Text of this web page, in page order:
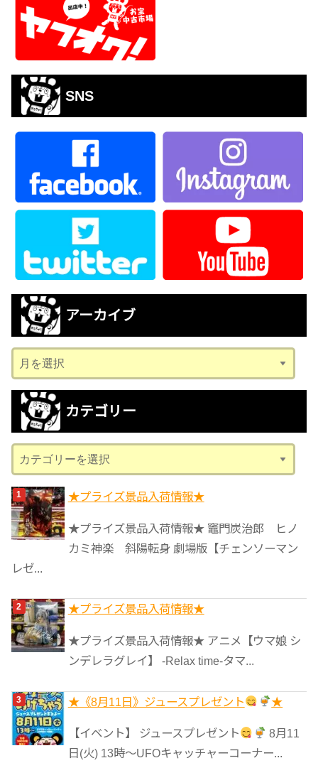
SNS
アーカイブ
ー
カ
ブ
カテゴリー
テ
ゴ
リ
ー
★プライズ景品入荷情報★
★プライズ景品入荷情報★ 竈門炭治郎 ヒノ
カミ神楽 斜陽転身 劇場版【チェンソーマン
レゼ...
★プライズ景品入荷情報★
★プライズ景品入荷情報★ アニメ【ウマ娘 シ
ンデレラグレイ】 -Relax time-タマ...
★《8月11日》ジュースプレゼント ★
【イベント】 ジュースプレゼント
8月11
日(火) 13時〜UFOキャッチャーコーナー...